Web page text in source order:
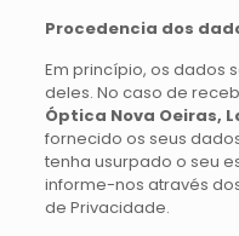
Procedencia dos
Em princípio, os dados
deles. No caso de
Óptica Nova Oeiras,
fornecido os seus
tenha usurpado o seu
informe-nos através
de Privacidade.